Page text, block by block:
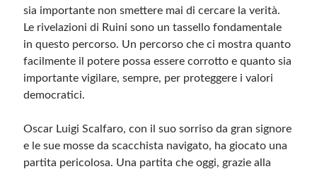
sia importante non smettere mai di cercare la verità.
Le rivelazioni di Ruini sono un tassello fondamentale
in questo percorso. Un percorso che ci mostra quanto
facilmente il potere possa essere corrotto e quanto sia
importante vigilare, sempre, per proteggere i valori
democratici.
Oscar Luigi Scalfaro, con il suo sorriso da gran signore
e le sue mosse da scacchista navigato, ha giocato una
partita pericolosa. Una partita che oggi, grazie alla